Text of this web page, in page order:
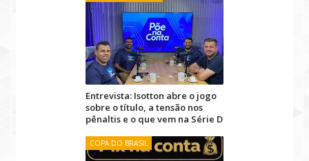
Entrevista: Isotton abre o jogo
sobre o título, a tensão nos
pênaltis e o que vem na Série D
COPA DO BRASIL